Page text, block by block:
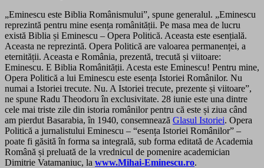
„Eminescu este Biblia Românismului”, spune generalul. „Eminescu
reprezintă pentru mine esența românității. Pe masa mea de lucru
există Biblia și Eminescu – Opera Politică. Aceasta este esențială.
Aceasta ne reprezintă. Opera Politică are valoarea permanenței, a
eternității. Aceasta e România, prezentă, trecută și viitoare:
Eminescu. E Biblia Românității. Acesta este Eminescu! Pentru mine,
Opera Politică a lui Eminescu este esența Istoriei Românilor. Nu
numai a Istoriei trecute. Nu. A Istoriei trecute, prezente și viitoare”,
ne spune Radu Theodoru în exclusivitate. 28 iunie este una dintre
cele mai triste zile din istoria românilor pentru că este și ziua când
am pierdut Basarabia, în 1940, consemnează Glasul Istoriei. Opera
Politică a jurnalistului Eminescu – “esența Istoriei Românilor” –
poate fi găsită în forma sa integrală, sub forma editată de Academia
Română și preluată de la vrednicul de pomenire academician
Dimitrie Vatamaniuc, la www.Mihai-Eminescu.ro.